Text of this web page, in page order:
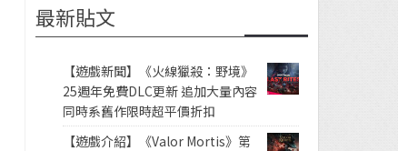
最新貼文
【遊戲新聞】《火線獵殺：野境》
25週年免費DLC更新 追加大量內容
同時系舊作限時超平價折扣
【遊戲介紹】《Valor Mortis》第